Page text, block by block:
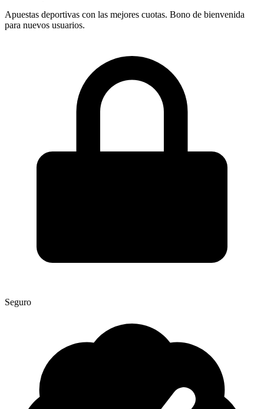
Apuestas deportivas con las mejores cuotas. Bono de bienvenida
para nuevos usuarios.
Seguro